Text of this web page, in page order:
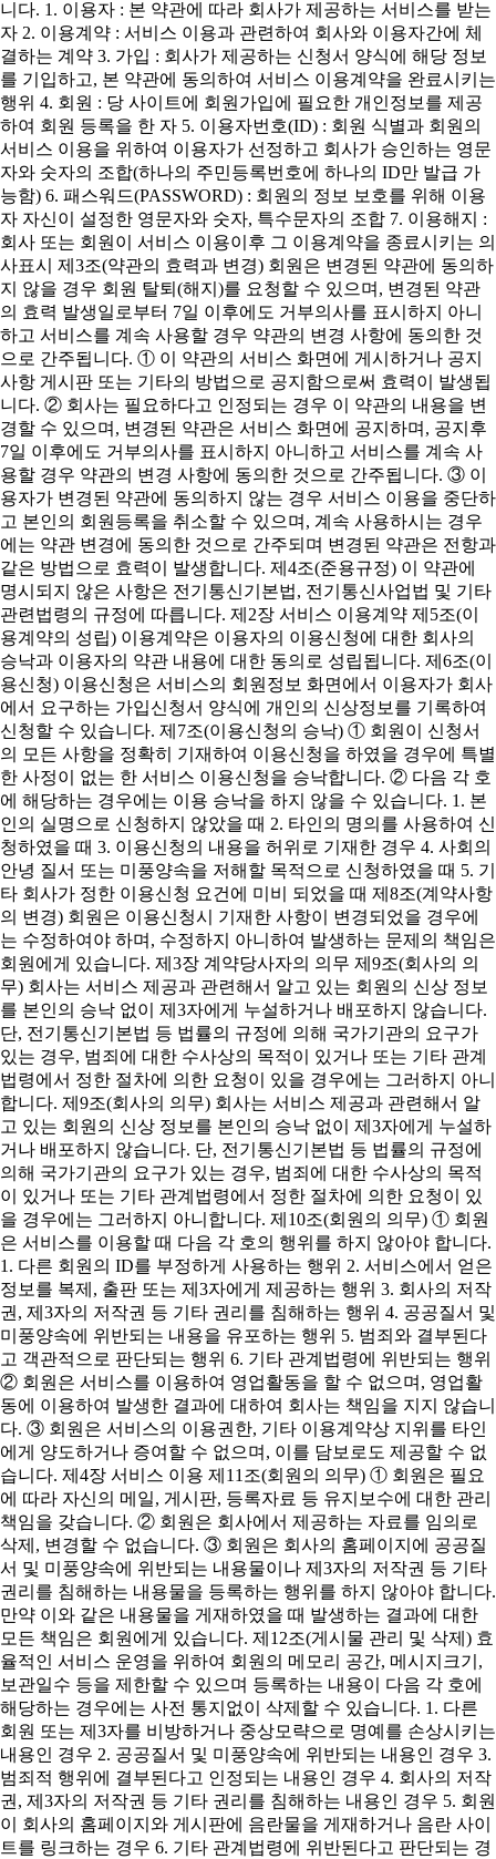
니다. 1. 이용자 : 본 약관에 따라 회사가 제공하는 서비스를 받는
자 2. 이용계약 : 서비스 이용과 관련하여 회사와 이용자간에 체
결하는 계약 3. 가입 : 회사가 제공하는 신청서 양식에 해당 정보
를 기입하고, 본 약관에 동의하여 서비스 이용계약을 완료시키는
행위 4. 회원 : 당 사이트에 회원가입에 필요한 개인정보를 제공
하여 회원 등록을 한 자 5. 이용자번호(ID) : 회원 식별과 회원의
서비스 이용을 위하여 이용자가 선정하고 회사가 승인하는 영문
자와 숫자의 조합(하나의 주민등록번호에 하나의 ID만 발급 가
능함) 6. 패스워드(PASSWORD) : 회원의 정보 보호를 위해 이용
자 자신이 설정한 영문자와 숫자, 특수문자의 조합 7. 이용해지 :
회사 또는 회원이 서비스 이용이후 그 이용계약을 종료시키는 의
사표시 제3조(약관의 효력과 변경) 회원은 변경된 약관에 동의하
지 않을 경우 회원 탈퇴(해지)를 요청할 수 있으며, 변경된 약관
의 효력 발생일로부터 7일 이후에도 거부의사를 표시하지 아니
하고 서비스를 계속 사용할 경우 약관의 변경 사항에 동의한 것
으로 간주됩니다. ① 이 약관의 서비스 화면에 게시하거나 공지
사항 게시판 또는 기타의 방법으로 공지함으로써 효력이 발생됩
니다. ② 회사는 필요하다고 인정되는 경우 이 약관의 내용을 변
경할 수 있으며, 변경된 약관은 서비스 화면에 공지하며, 공지후
7일 이후에도 거부의사를 표시하지 아니하고 서비스를 계속 사
용할 경우 약관의 변경 사항에 동의한 것으로 간주됩니다. ③ 이
용자가 변경된 약관에 동의하지 않는 경우 서비스 이용을 중단하
고 본인의 회원등록을 취소할 수 있으며, 계속 사용하시는 경우
에는 약관 변경에 동의한 것으로 간주되며 변경된 약관은 전항과
같은 방법으로 효력이 발생합니다. 제4조(준용규정) 이 약관에
명시되지 않은 사항은 전기통신기본법, 전기통신사업법 및 기타
관련법령의 규정에 따릅니다. 제2장 서비스 이용계약 제5조(이
용계약의 성립) 이용계약은 이용자의 이용신청에 대한 회사의
승낙과 이용자의 약관 내용에 대한 동의로 성립됩니다. 제6조(이
용신청) 이용신청은 서비스의 회원정보 화면에서 이용자가 회사
에서 요구하는 가입신청서 양식에 개인의 신상정보를 기록하여
신청할 수 있습니다. 제7조(이용신청의 승낙) ① 회원이 신청서
의 모든 사항을 정확히 기재하여 이용신청을 하였을 경우에 특별
한 사정이 없는 한 서비스 이용신청을 승낙합니다. ② 다음 각 호
에 해당하는 경우에는 이용 승낙을 하지 않을 수 있습니다. 1. 본
인의 실명으로 신청하지 않았을 때 2. 타인의 명의를 사용하여 신
청하였을 때 3. 이용신청의 내용을 허위로 기재한 경우 4. 사회의
안녕 질서 또는 미풍양속을 저해할 목적으로 신청하였을 때 5. 기
타 회사가 정한 이용신청 요건에 미비 되었을 때 제8조(계약사항
의 변경) 회원은 이용신청시 기재한 사항이 변경되었을 경우에
는 수정하여야 하며, 수정하지 아니하여 발생하는 문제의 책임은
회원에게 있습니다. 제3장 계약당사자의 의무 제9조(회사의 의
무) 회사는 서비스 제공과 관련해서 알고 있는 회원의 신상 정보
를 본인의 승낙 없이 제3자에게 누설하거나 배포하지 않습니다.
단, 전기통신기본법 등 법률의 규정에 의해 국가기관의 요구가
있는 경우, 범죄에 대한 수사상의 목적이 있거나 또는 기타 관계
법령에서 정한 절차에 의한 요청이 있을 경우에는 그러하지 아니
합니다. 제9조(회사의 의무) 회사는 서비스 제공과 관련해서 알
고 있는 회원의 신상 정보를 본인의 승낙 없이 제3자에게 누설하
거나 배포하지 않습니다. 단, 전기통신기본법 등 법률의 규정에
의해 국가기관의 요구가 있는 경우, 범죄에 대한 수사상의 목적
이 있거나 또는 기타 관계법령에서 정한 절차에 의한 요청이 있
을 경우에는 그러하지 아니합니다. 제10조(회원의 의무) ① 회원
은 서비스를 이용할 때 다음 각 호의 행위를 하지 않아야 합니다.
1. 다른 회원의 ID를 부정하게 사용하는 행위 2. 서비스에서 얻은
정보를 복제, 출판 또는 제3자에게 제공하는 행위 3. 회사의 저작
권, 제3자의 저작권 등 기타 권리를 침해하는 행위 4. 공공질서 및
미풍양속에 위반되는 내용을 유포하는 행위 5. 범죄와 결부된다
고 객관적으로 판단되는 행위 6. 기타 관계법령에 위반되는 행위
② 회원은 서비스를 이용하여 영업활동을 할 수 없으며, 영업활
동에 이용하여 발생한 결과에 대하여 회사는 책임을 지지 않습니
다. ③ 회원은 서비스의 이용권한, 기타 이용계약상 지위를 타인
에게 양도하거나 증여할 수 없으며, 이를 담보로도 제공할 수 없
습니다. 제4장 서비스 이용 제11조(회원의 의무) ① 회원은 필요
에 따라 자신의 메일, 게시판, 등록자료 등 유지보수에 대한 관리
책임을 갖습니다. ② 회원은 회사에서 제공하는 자료를 임의로
삭제, 변경할 수 없습니다. ③ 회원은 회사의 홈페이지에 공공질
서 및 미풍양속에 위반되는 내용물이나 제3자의 저작권 등 기타
권리를 침해하는 내용물을 등록하는 행위를 하지 않아야 합니다.
만약 이와 같은 내용물을 게재하였을 때 발생하는 결과에 대한
모든 책임은 회원에게 있습니다. 제12조(게시물 관리 및 삭제) 효
율적인 서비스 운영을 위하여 회원의 메모리 공간, 메시지크기,
보관일수 등을 제한할 수 있으며 등록하는 내용이 다음 각 호에
해당하는 경우에는 사전 통지없이 삭제할 수 있습니다. 1. 다른
회원 또는 제3자를 비방하거나 중상모략으로 명예를 손상시키는
내용인 경우 2. 공공질서 및 미풍양속에 위반되는 내용인 경우 3.
범죄적 행위에 결부된다고 인정되는 내용인 경우 4. 회사의 저작
권, 제3자의 저작권 등 기타 권리를 침해하는 내용인 경우 5. 회원
이 회사의 홈페이지와 게시판에 음란물을 게재하거나 음란 사이
트를 링크하는 경우 6. 기타 관계법령에 위반된다고 판단되는 경